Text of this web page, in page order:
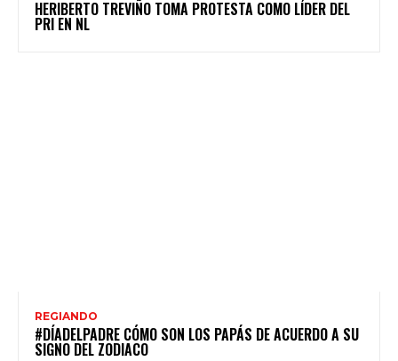
HERIBERTO TREVIÑO TOMA PROTESTA COMO LÍDER DEL
PRI EN NL
REGIANDO
#DÍADELPADRE CÓMO SON LOS PAPÁS DE ACUERDO A SU
SIGNO DEL ZODIACO